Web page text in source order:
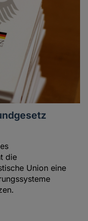
die
Union eine